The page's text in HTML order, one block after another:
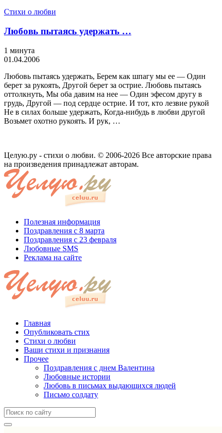
Стихи о любви
Любовь пытаясь удержать …
1 минута
01.04.2006
Любовь пытаясь удержать, Берем как шпагу мы ее — Один
берет за рукоять, Другой берет за острие. Любовь пытаясь
оттолкнуть, Мы оба давим на нее — Один эфесом другу в
грудь, Другой — под сердце острие. И тот, кто лезвие рукой
Не в силах больше удержать, Когда-нибудь в любви другой
Возьмет охотно рукоять. И рук, …
Целую.ру - стихи о любви. © 2006-2026 Все авторские права
на произведения принадлежат авторам.
Полезная информация
Поздравления с 8 марта
Поздравления с 23 февраля
Любовные SMS
Реклама на сайте
Главная
Опубликовать стих
Стихи о любви
Ваши стихи и признания
Прочее
Поздравления с днем Валентина
Любовные истории
Любовь в письмах выдающихся людей
Письмо солдату